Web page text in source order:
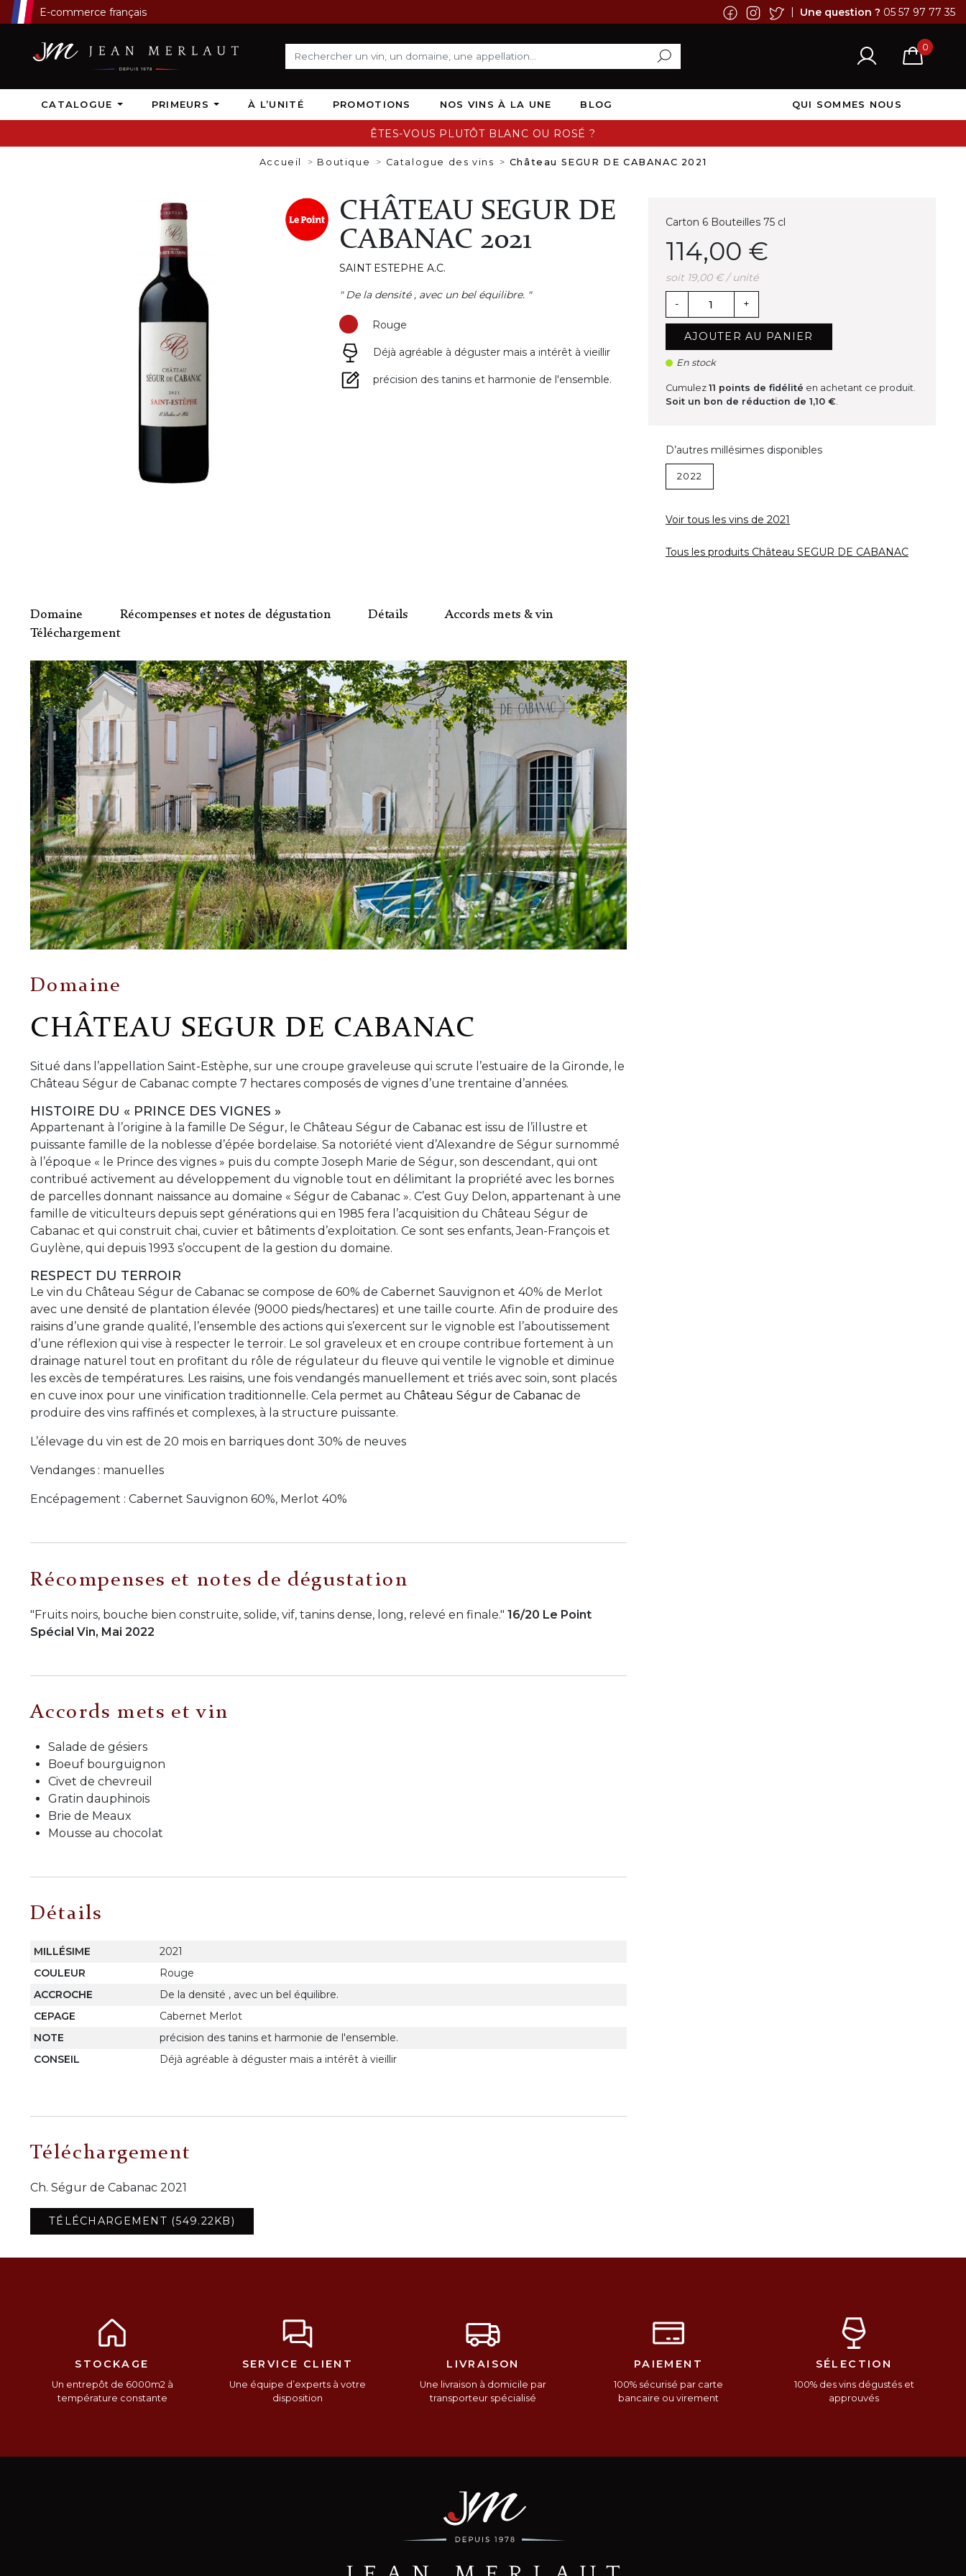
E-commerce français | Une question ? 05 57 97 77 35
0
CATALOGUE PRIMEURS À L’UNITÉ PROMOTIONS NOS VINS À LA UNE BLOG QUI SOMMES NOUS
ÊTES-VOUS PLUTÔT BLANC OU ROSÉ ?
Accueil Boutique Catalogue des vins Château SEGUR DE CABANAC 2021
CHÂTEAU SEGUR DE
CABANAC 2021
SAINT ESTEPHE A.C.
" De la densité , avec un bel équilibre. "
Rouge
Déjà agréable à déguster mais a intérêt à vieillir
précision des tanins et harmonie de l'ensemble.
Carton 6 Bouteilles 75 cl
114,00 €
soit 19,00 € / unité
- +
AJOUTER AU PANIER
En stock
Cumulez 11 points de fidélité en achetant ce produit.
Soit un bon de réduction de 1,10 €.
D’autres millésimes disponibles
2022
Voir tous les vins de 2021
Tous les produits Château SEGUR DE CABANAC
Domaine Récompenses et notes de dégustation Détails
Accords mets & vin
Téléchargement
Domaine
CHÂTEAU SEGUR DE CABANAC
Situé dans l’appellation Saint-Estèphe, sur une croupe graveleuse qui scrute l’estuaire de la Gironde, le
Château Ségur de Cabanac compte 7 hectares composés de vignes d’une trentaine d’années.
HISTOIRE DU « PRINCE DES VIGNES »
Appartenant à l’origine à la famille De Ségur, le Château Ségur de Cabanac est issu de l’illustre et
puissante famille de la noblesse d’épée bordelaise. Sa notoriété vient d’Alexandre de Ségur surnommé
à l’époque « le Prince des vignes » puis du compte Joseph Marie de Ségur, son descendant, qui ont
contribué activement au développement du vignoble tout en délimitant la propriété avec les bornes
de parcelles donnant naissance au domaine « Ségur de Cabanac ». C’est Guy Delon, appartenant à une
famille de viticulteurs depuis sept générations qui en 1985 fera l’acquisition du Château Ségur de
Cabanac et qui construit chai, cuvier et bâtiments d’exploitation. Ce sont ses enfants, Jean-François et
Guylène, qui depuis 1993 s’occupent de la gestion du domaine.
RESPECT DU TERROIR
Le vin du Château Ségur de Cabanac se compose de 60% de Cabernet Sauvignon et 40% de Merlot
avec une densité de plantation élevée (9000 pieds/hectares) et une taille courte. Afin de produire des
raisins d’une grande qualité, l’ensemble des actions qui s’exercent sur le vignoble est l’aboutissement
d’une réflexion qui vise à respecter le terroir. Le sol graveleux et en croupe contribue fortement à un
drainage naturel tout en profitant du rôle de régulateur du fleuve qui ventile le vignoble et diminue
les excès de températures. Les raisins, une fois vendangés manuellement et triés avec soin, sont placés
en cuve inox pour une vinification traditionnelle. Cela permet au Château Ségur de Cabanac de
produire des vins raffinés et complexes, à la structure puissante.
L’élevage du vin est de 20 mois en barriques dont 30% de neuves
Vendanges : manuelles
Encépagement : Cabernet Sauvignon 60%, Merlot 40%
Récompenses et notes de dégustation
"Fruits noirs, bouche bien construite, solide, vif, tanins dense, long, relevé en finale." 16/20 Le Point
Spécial Vin, Mai 2022
Accords mets et vin
Salade de gésiers
Boeuf bourguignon
Civet de chevreuil
Gratin dauphinois
Brie de Meaux
Mousse au chocolat
Détails
MILLÉSIME
2021
COULEUR
Rouge
ACCROCHE
De la densité , avec un bel équilibre.
CEPAGE
Cabernet Merlot
NOTE
précision des tanins et harmonie de l'ensemble.
CONSEIL
Déjà agréable à déguster mais a intérêt à vieillir
Téléchargement
Ch. Ségur de Cabanac 2021
TÉLÉCHARGEMENT (549.22KB)
STOCKAGE
Un entrepôt de 6000m2 à
température constante
SERVICE CLIENT
Une équipe d’experts à votre
disposition
LIVRAISON
Une livraison à domicile par
transporteur spécialisé
PAIEMENT
100% sécurisé par carte
bancaire ou virement
SÉLECTION
100% des vins dégustés et
approuvés